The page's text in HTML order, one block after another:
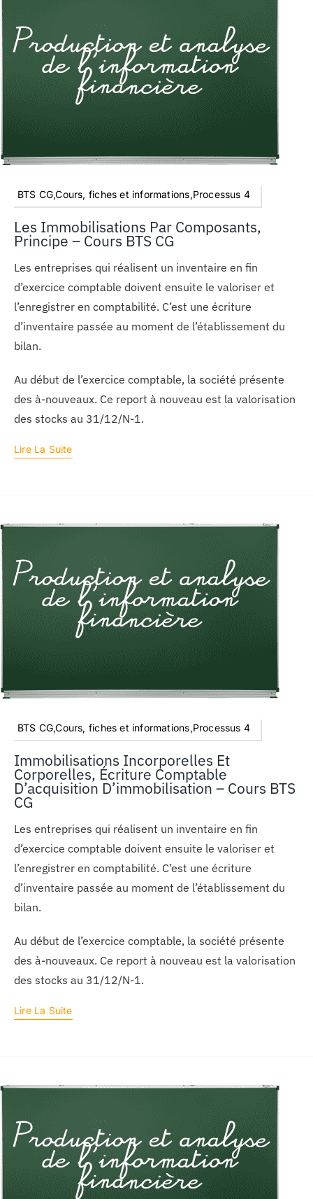
BTS CG,Cours, fiches et informations,Processus 4
Les Immobilisations Par Composants,
Principe – Cours BTS CG
Les entreprises qui réalisent un inventaire en fin
d’exercice comptable doivent ensuite le valoriser et
l’enregistrer en comptabilité. C’est une écriture
d’inventaire passée au moment de l’établissement du
bilan.
Au début de l’exercice comptable, la société présente
des à-nouveaux. Ce report à nouveau est la valorisation
des stocks au 31/12/N-1.
Lire La Suite
BTS CG,Cours, fiches et informations,Processus 4
Immobilisations Incorporelles Et
Corporelles, Écriture Comptable
D’acquisition D’immobilisation – Cours BTS
CG
Les entreprises qui réalisent un inventaire en fin
d’exercice comptable doivent ensuite le valoriser et
l’enregistrer en comptabilité. C’est une écriture
d’inventaire passée au moment de l’établissement du
bilan.
Au début de l’exercice comptable, la société présente
des à-nouveaux. Ce report à nouveau est la valorisation
des stocks au 31/12/N-1.
Lire La Suite